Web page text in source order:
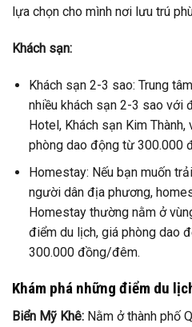
lựa chọn cho mình nơi lưu trú
Khách sạn:
Khách sạn 2-3 sao: Trung
nhiều khách sạn 2-3 sao với
Hotel, Khách sạn Kim Thành,
phòng dao động từ 300.000
Homestay: Nếu bạn muốn
người dân địa phương,
Homestay thường nằm ở
điểm du lịch, giá phòng dao
300.000 đồng/đêm.
Khám phá những điểm du
Biển Mỹ Khê: Nằm ở thành phố